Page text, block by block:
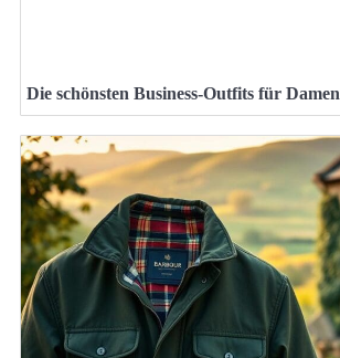
Die schönsten Business-Outfits für Damen